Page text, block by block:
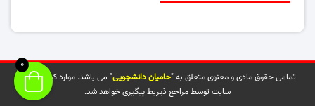
تمامی حقوق مادی و معنوی متعلق به "حامیان دانشجویی" می باشد. موارد کپی شده از
سایت توسط مراجع ذیربط پیگیری خواهد شد.
0